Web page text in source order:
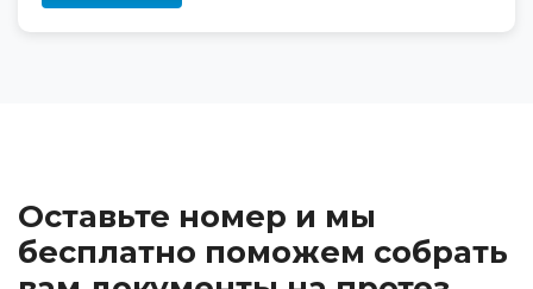
Оставьте номер и мы
бесплатно поможем собрать